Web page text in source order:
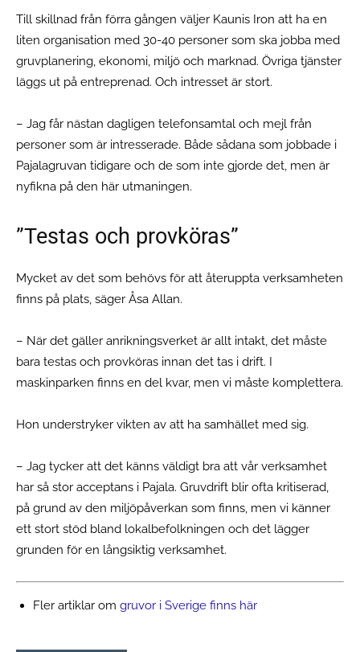
Till skillnad från förra gången väljer Kaunis Iron att ha en
liten organisation med 30-40 personer som ska jobba med
gruvplanering, ekonomi, miljö och marknad. Övriga tjänster
läggs ut på entreprenad. Och intresset är stort.
– Jag får nästan dagligen telefonsamtal och mejl från
personer som är intresserade. Både sådana som jobbade i
Pajalagruvan tidigare och de som inte gjorde det, men är
nyfikna på den här utmaningen.
”Testas och provköras”
Mycket av det som behövs för att återuppta verksamheten
finns på plats, säger Åsa Allan.
– När det gäller anrikningsverket är allt intakt, det måste
bara testas och provköras innan det tas i drift. I
maskinparken finns en del kvar, men vi måste komplettera.
Hon understryker vikten av att ha samhället med sig.
– Jag tycker att det känns väldigt bra att vår verksamhet
har så stor acceptans i Pajala. Gruvdrift blir ofta kritiserad,
på grund av den miljöpåverkan som finns, men vi känner
ett stort stöd bland lokalbefolkningen och det lägger
grunden för en långsiktig verksamhet.
Fler artiklar om gruvor i Sverige finns här